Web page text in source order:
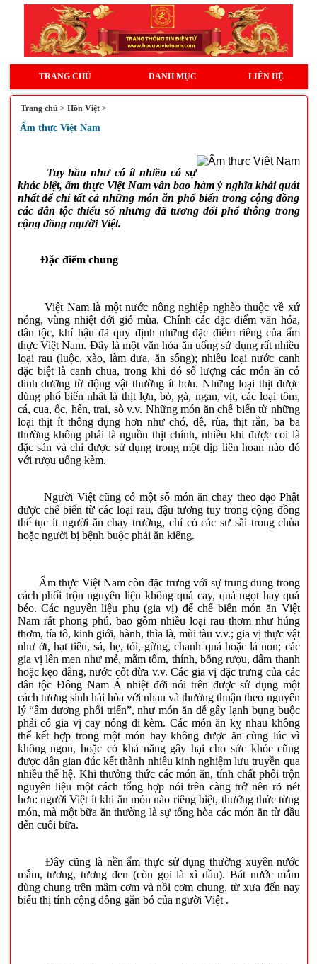
TRANG CHỦ DANH MỤC LIÊN HỆ
Trang chủ > Hồn Việt>
Ẩm thực Việt Nam
Tuy hầu như có ít nhiều có sự
khác biệt, ẩm thực Việt Nam vẫn bao hàm ý nghĩa khái quát
nhất để chỉ tất cả những món ăn phổ biến trong cộng đồng
các dân tộc thiểu số nhưng đã tương đối phổ thông trong
cộng đồng người Việt.
Đặc điểm chung
Việt Nam là một nước nông nghiệp nghèo thuộc về xứ
nóng, vùng nhiệt đới gió mùa. Chính các đặc điểm văn hóa,
dân tộc, khí hậu đã quy định những đặc điểm riêng của ẩm
thực Việt Nam. Đây là một văn hóa ăn uống sử dụng rất nhiều
loại rau (luộc, xào, làm dưa, ăn sống); nhiều loại nước canh
đặc biệt là canh chua, trong khi đó số lượng các món ăn có
dinh dưỡng từ động vật thường ít hơn. Những loại thịt được
dùng phổ biến nhất là thịt lợn, bò, gà, ngan, vịt, các loại tôm,
cá, cua, ốc, hến, trai, sò v.v. Những món ăn chế biến từ những
loại thịt ít thông dụng hơn như chó, dê, rùa, thịt rắn, ba ba
thường không phải là nguồn thịt chính, nhiều khi được coi là
đặc sản và chỉ được sử dụng trong một dịp liên hoan nào đó
với rượu uống kèm.
Người Việt cũng có một số món ăn chay theo đạo Phật
được chế biến từ các loại rau, đậu tương tuy trong cộng đồng
thế tục ít người ăn chay trường, chỉ có các sư sãi trong chùa
hoặc người bị bệnh buộc phải ăn kiêng.
Ẩm thực Việt Nam còn đặc trưng với sự trung dung trong
cách phối trộn nguyên liệu không quá cay, quá ngọt hay quá
béo. Các nguyên liệu phụ (gia vị) để chế biến món ăn Việt
Nam rất phong phú, bao gồm nhiều loại rau thơm như húng
thơm, tía tô, kinh giới, hành, thìa là, mùi tàu v.v.; gia vị thực vật
như ớt, hạt tiêu, sả, hẹ, tỏi, gừng, chanh quả hoặc lá non; các
gia vị lên men như mẻ, mắm tôm, thính, bỗng rượu, dấm thanh
hoặc kẹo đắng, nước cốt dừa v.v. Các gia vị đặc trưng của các
dân tộc Đông Nam Á nhiệt đới nói trên được sử dụng một
cách tương sinh hài hòa với nhau và thường thuận theo nguyên
lý “âm dương phối triển”, như món ăn dễ gây lạnh bụng buộc
phải có gia vị cay nóng đi kèm. Các món ăn kỵ nhau không
thể kết hợp trong một món hay không được ăn cùng lúc vì
không ngon, hoặc có khả năng gây hại cho sức khỏe cũng
được dân gian đúc kết thành nhiều kinh nghiệm lưu truyền qua
nhiều thế hệ. Khi thưởng thức các món ăn, tính chất phối trộn
nguyên liệu một cách tổng hợp nói trên càng trở nên rõ nét
hơn: người Việt ít khi ăn món nào riêng biệt, thưởng thức từng
món, mà một bữa ăn thường là sự tổng hòa các món ăn từ đầu
đến cuối bữa.
Đây cũng là nền ẩm thực sử dụng thường xuyên nước
mắm, tương, tương đen (còn gọi là xì dầu). Bát nước mắm
dùng chung trên mâm cơm và nồi cơm chung, từ xưa đến nay
biểu thị tính cộng đồng gắn bó của người Việt .